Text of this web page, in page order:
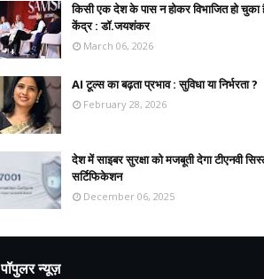
किसी एक देश के पास न होकर विभाजित हो चुका
केंद्र : डॉ.जयशंकर
March 06, 2026
AI टूल्स का बढ़ता प्रभाव : सुविधा या निर्भरता ?
February 28, 2026
देश में साइबर सुरक्षा को मजबूती देगा टीएनवी
सर्टिफिकेशन
December 06, 2025
पॉपुलर न्यूज़